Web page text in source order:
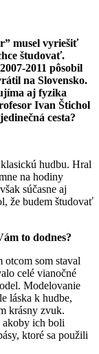
musel vyriešiť
študovať.
2011 pôsobil
na Slovensko.
aj fyzika
Ivan Štichol
cesta?
hudbu. Hral
na hodiny
súčasne aj
že budem študovať
to dodnes?
otcom som staval
celé vianočné
Modelovanie
láska k hudbe,
krásny zvuk.
akoby ich boli
ktoré sa použili